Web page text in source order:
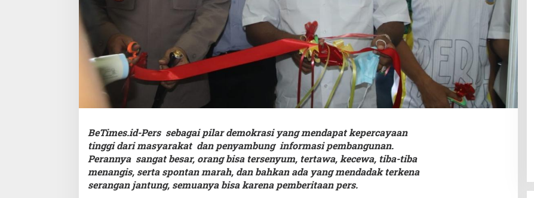
BeTimes.id-Pers sebagai pilar demokrasi yang mendapat kepercayaan
tinggi dari masyarakat dan penyambung informasi pembangunan.
Perannya sangat besar, orang bisa tersenyum, tertawa, kecewa, tiba-tiba
menangis, serta spontan marah, dan bahkan ada yang mendadak terkena
serangan jantung, semuanya bisa karena pemberitaan pers.